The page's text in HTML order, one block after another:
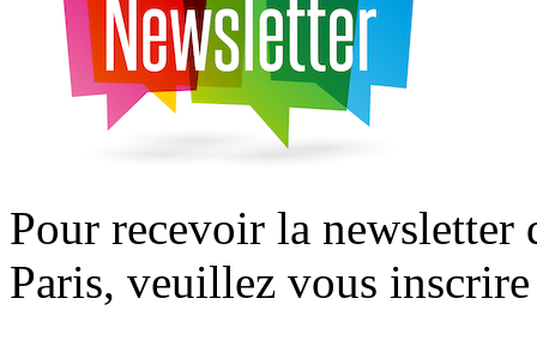
Pour recevoir la
Paris, veuillez vous